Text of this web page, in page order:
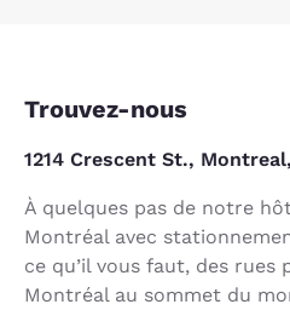
Trouvez-nous
1214 Crescent St.,
À quelques pas de notre
Montréal avec
ce qu’il vous faut, des rues
Montréal au sommet du